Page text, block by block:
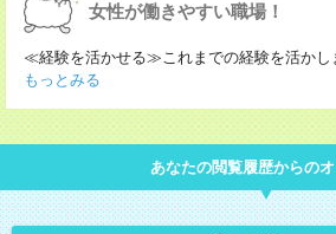
女性が働きやすい職場！
≪経験を活かせる≫これまでの経験を活かし
もっとみる
あなたの閲覧履歴からの